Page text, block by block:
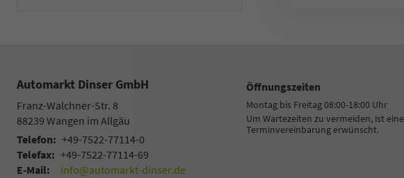
Automarkt Dinser GmbH
Franz-Walchner-Str. 8
88239 Wangen im Allgäu
Telefon: +49-7522-77114-0
Telefax: +49-7522-77114-69
E-Mail:
info@automarkt-dinser.de
Öffnungszeiten
Montag bis Freitag 08:00-18:00 Uhr
Um Wartezeiten zu vermeiden, ist
Terminvereinbarung erwünscht.